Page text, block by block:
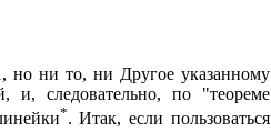
но ни то, ни Другое указанному
и, следовательно, по "теореме
*. Итак, если пользоваться